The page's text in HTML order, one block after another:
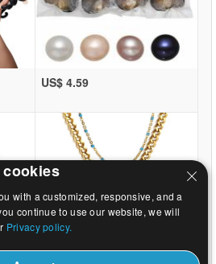
US$ 4.59
with a customized, responsive, and a
continue to use our website, we will
Privacy policy.